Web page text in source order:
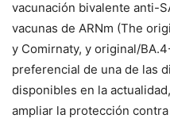
vacunación bivalente anti-
vacunas de ARNm (The
y Comirnaty, y original/
preferencial de una de las
disponibles en la
ampliar la protección